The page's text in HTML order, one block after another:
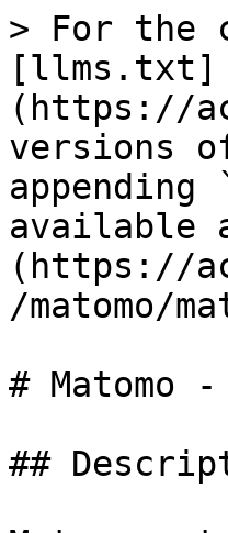
> For the
[llms.txt]
(https://
versions
available
(https://
/matomo/
# Matomo
##